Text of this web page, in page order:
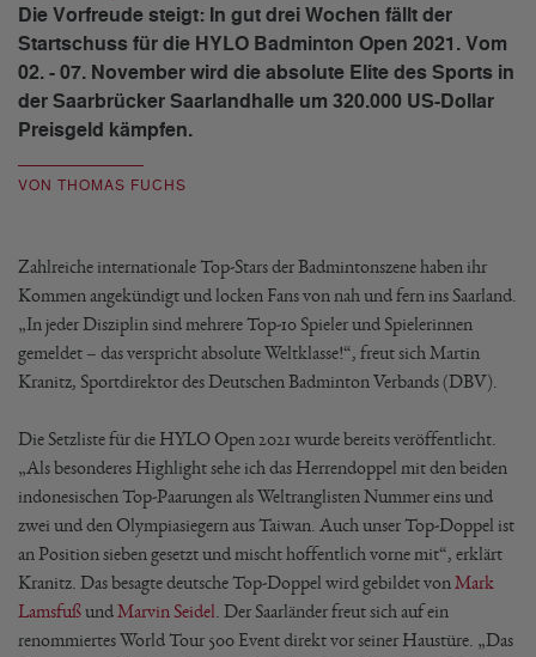
Die Vorfreude steigt: In gut drei Wochen fällt der
Startschuss für die HYLO Badminton Open 2021. Vom
02. - 07. November wird die absolute Elite des Sports in
der Saarbrücker Saarlandhalle um 320.000 US-Dollar
Preisgeld kämpfen.
VON THOMAS FUCHS
Zahlreiche internationale Top-Stars der Badmintonszene haben ihr
Kommen angekündigt und locken Fans von nah und fern ins Saarland.
„In jeder Disziplin sind mehrere Top-10 Spieler und Spielerinnen
gemeldet – das verspricht absolute Weltklasse!“, freut sich Martin
Kranitz, Sportdirektor des Deutschen Badminton Verbands (DBV).
Die Setzliste für die HYLO Open 2021 wurde bereits veröffentlicht.
„Als besonderes Highlight sehe ich das Herrendoppel mit den beiden
indonesischen Top-Paarungen als Weltranglisten Nummer eins und
zwei und den Olympiasiegern aus Taiwan. Auch unser Top-Doppel ist
an Position sieben gesetzt und mischt hoffentlich vorne mit“, erklärt
Kranitz. Das besagte deutsche Top-Doppel wird gebildet von Mark
LamsfußundMarvin Seidel . Der Saarländer freut sich auf ein
renommiertes World Tour 500 Event direkt vor seiner Haustüre. „Das